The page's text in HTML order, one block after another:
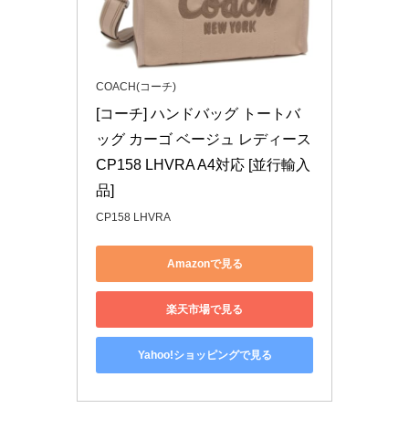
COACH(コーチ)
[コーチ] ハンドバッグ トートバ
ッグ カーゴ ベージュ レディース
CP158 LHVRA A4対応 [並行輸入
品]
CP158 LHVRA
Amazonで見る
楽天市場で見る
Yahoo!ショッピングで見る